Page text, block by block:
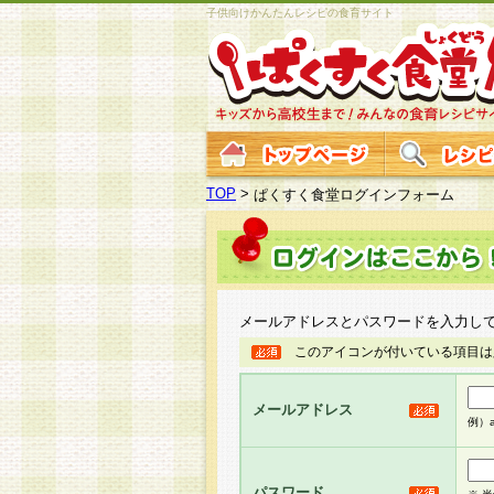
子供向けかんたんレシピの食育サイト
TOP >ぱくすく食堂ログインフォーム
メールアドレスとパスワードを入力し
このアイコンが付いている項目
メールアドレス
例）